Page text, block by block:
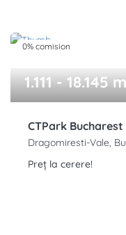
0% comision
1.111 - 18.145
CTPark Bucharest
Dragomiresti-Vale,
Preț la cerere!